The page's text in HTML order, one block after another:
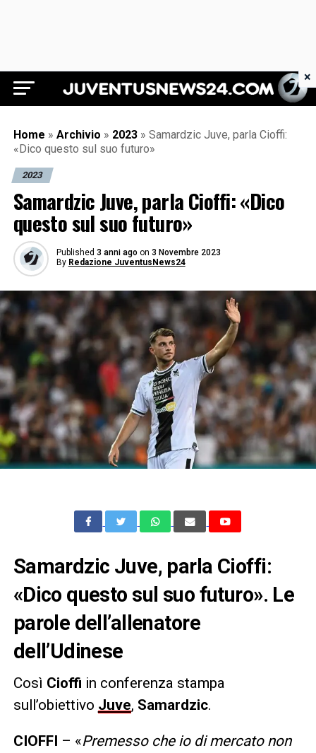
Juventus News 24
Home » Archivio » 2023 » Samardzic Juve, parla Cioffi:
«Dico questo sul suo futuro»
2023
Samardzic Juve, parla Cioffi: «Dico
questo sul suo futuro»
Published 3 anni ago on 3 Novembre 2023
By Redazione JuventusNews24
Samardzic Juve, parla Cioffi:
«Dico questo sul suo futuro». Le
parole dell’allenatore
dell’Udinese
Così Cioffi in conferenza stampa
sull’obiettivo Juve, Samardzic.
CIOFFI – «Premesso che io di mercato non
×